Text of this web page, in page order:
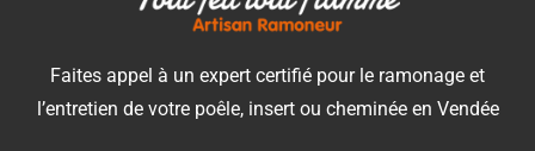
Faites appel à un expert certifié pour le ramonage et
l’entretien de votre poêle, insert ou cheminée en Vendée